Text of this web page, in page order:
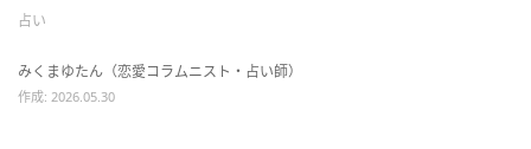
占い
みくまゆたん（恋愛コラムニスト・占い師）
作成: 2026.05.30